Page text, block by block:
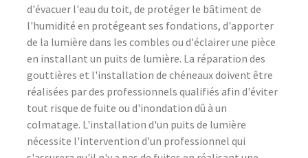
d'évacuer l'eau du toit, de protéger le bâtiment de
l'humidité en protégeant ses fondations, d'apporter
de la lumière dans les combles ou d'éclairer une pièce
en installant un puits de lumière. La réparation des
gouttières et l'installation de chéneaux doivent être
réalisées par des professionnels qualifiés afin d'éviter
tout risque de fuite ou d'inondation dû à un
colmatage. L'installation d'un puits de lumière
nécessite l'intervention d'un professionnel qui